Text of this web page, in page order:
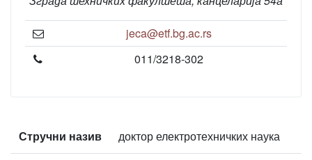
jeca@etf.bg.ac.rs
011/3218-302
Стручни назив доктор електротехничких наука